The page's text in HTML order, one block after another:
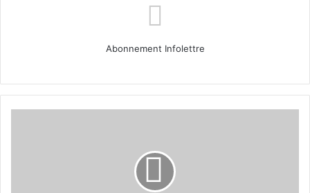
Abonnement Infolettre